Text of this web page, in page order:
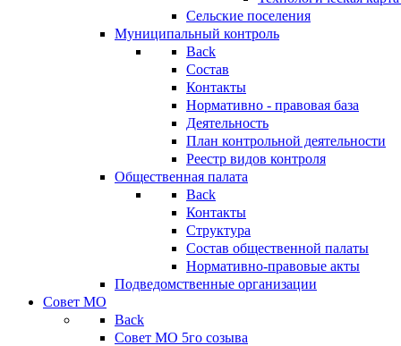
Сельские поселения
Муниципальный контроль
Back
Состав
Контакты
Нормативно - правовая база
Деятельность
План контрольной деятельности
Реестр видов контроля
Общественная палата
Back
Контакты
Структура
Состав общественной палаты
Нормативно-правовые акты
Подведомственные организации
Совет МО
Back
Совет МО 5го созыва